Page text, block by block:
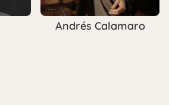
Andrés Calamaro